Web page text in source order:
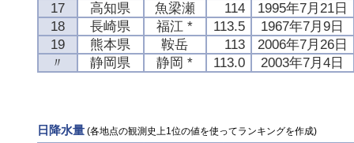
17
高知県 魚梁瀬 114
1995年7月21日
18
長崎県 福江 * 113.5
1967年7月9日
19
熊本県 鞍岳 113
2006年7月26日
〃
静岡県 静岡 * 113.0 2003年7月4日
日降水量(各地点の観測史上1位の値を使ってランキングを作成)